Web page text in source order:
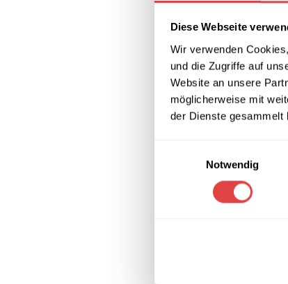
Diese Webseite
Wir verwenden
und die Zugriffe auf
Website an unsere
möglicherweise mit
der Dienste gesammelt
Notwendig